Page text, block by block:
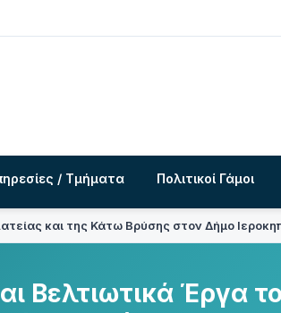
/ Τμήματα Πολιτικοί Γάμοι
και της Κάτω Βρύσης στον Δήμο
Βελτιωτικά Έργα